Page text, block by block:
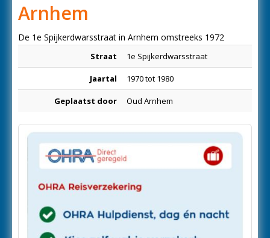
Arnhem
De 1e Spijkerdwarsstraat in Arnhem omstreeks 1972
Straat 1e Spijkerdwarsstraat
Jaartal 1970 tot 1980
Geplaatst door Oud Arnhem